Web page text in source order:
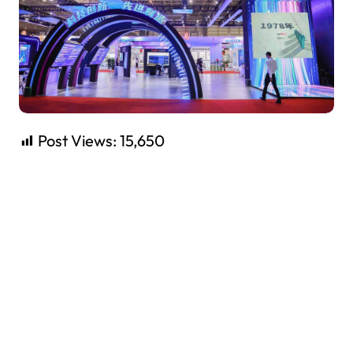
Post Views: 15,650